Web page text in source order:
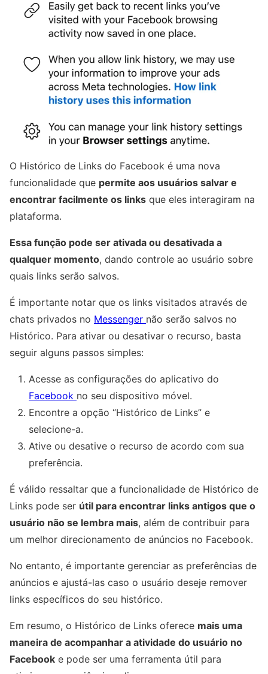
O Histórico de Links do Facebook é uma nova
funcionalidade que permite aos usuários salvar e
encontrar facilmente os links que eles interagiram na
plataforma.
Essa função pode ser ativada ou desativada a
qualquer momento, dando controle ao usuário sobre
quais links serão salvos.
É importante notar que os links visitados através de
chats privados no Messenger não serão salvos no
Histórico. Para ativar ou desativar o recurso, basta
seguir alguns passos simples:
Acesse as configurações do aplicativo do
Facebook no seu dispositivo móvel.
Encontre a opção “Histórico de Links” e
selecione-a.
Ative ou desative o recurso de acordo com sua
preferência.
É válido ressaltar que a funcionalidade de Histórico de
Links pode ser útil para encontrar links antigos que o
usuário não se lembra mais, além de contribuir para
um melhor direcionamento de anúncios no Facebook.
No entanto, é importante gerenciar as preferências de
anúncios e ajustá-las caso o usuário deseje remover
links específicos do seu histórico.
Em resumo, o Histórico de Links oferece mais uma
maneira de acompanhar a atividade do usuário no
Facebook e pode ser uma ferramenta útil para